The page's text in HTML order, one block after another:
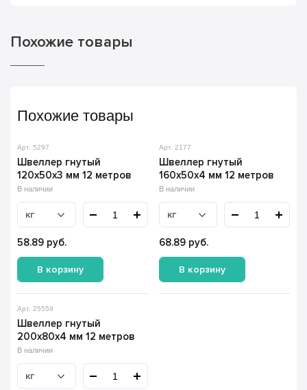
Похожие товары
Похожие товары
Арт. 5297
Швеллер гнутый
120х50х3 мм 12 метров
В наличии
кг
58.89 руб.
В корзину
Арт. 2177
Швеллер гнутый
160х50х4 мм 12 метров
В наличии
кг
68.89 руб.
В корзину
Арт. 25559
Швеллер гнутый
200х80х4 мм 12 метров
В наличии
кг